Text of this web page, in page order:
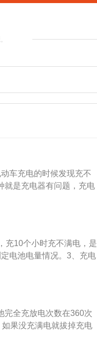
车充电的时候发现充不
就是充电器有问题，充电
电器的指示灯异常，一
是电池使用的时间长
是充电器跟电瓶连接的
有充满电就变绿灯。如果
充电器就能够继续往里
充10个小时充不满电，是
电池电量情况。3、充电
，处于充不进去电的状
容易出现硫酸盐化，硫
不足，电池容量下降。
置不用时，应每月补充
完全充放电次数在360次
果没充满电就拔掉充电
以使用3年的电动车电